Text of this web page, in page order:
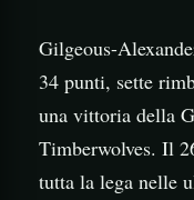
Gilgeous-
34 punti, sette
una vittoria della
Timberwolves. Il
tutta la lega nelle